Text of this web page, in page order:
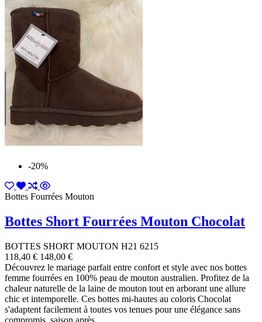
-20%
Bottes Fourrées Mouton
Bottes Short Fourrées Mouton Chocolat
BOTTES SHORT MOUTON H21 6215
118,40 € 148,00 €
Découvrez le mariage parfait entre confort et style avec nos bottes
femme fourrées en 100% peau de mouton australien. Profitez de la
chaleur naturelle de la laine de mouton tout en arborant une allure
chic et intemporelle. Ces bottes mi-hautes au coloris Chocolat
s'adaptent facilement à toutes vos tenues pour une élégance sans